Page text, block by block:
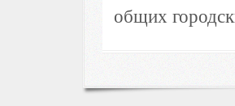
общих